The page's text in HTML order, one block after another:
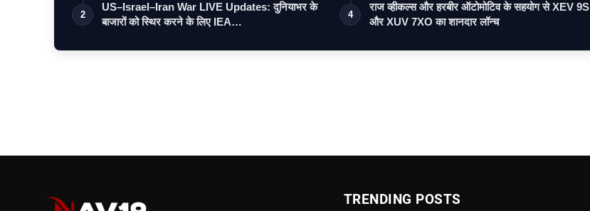
2
US–Israel–Iran War LIVE Updates: दुनियाभर के
बाजारों को स्थिर करने के लिए IEA…
4
राज व्हीकल्स और हरबीर ऑटोमोटिव के सहयोग से XEV 9S
और XUV 7XO का शानदार लॉन्च
TRENDING POSTS